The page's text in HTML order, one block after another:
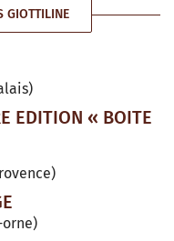
GIOTTILINE
EDITION « BOITE
orne)